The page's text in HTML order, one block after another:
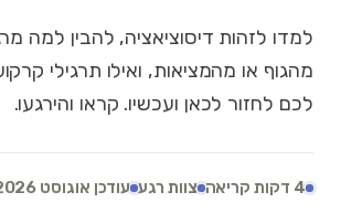
למדו לזהות דיסוציאציה, להבין למה
מהגוף או מהמציאות, ואילו תרגילי
לכם לחזור לכאן ועכשיו. קראו והירגעו.
4 דקות קריאה צוות רגע עודכן אוגוסט 2026